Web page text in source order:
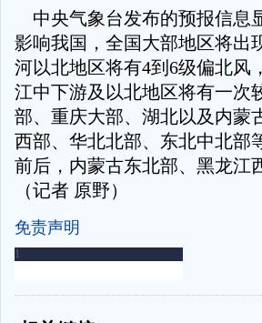
中央气象台发布的预报信息
影响我国，全国大部地区将出
河以北地区将有4到6级偏北
江中下游及以北地区将有一次
部、重庆大部、湖北以及内蒙
西部、华北北部、东北中北部
前后，内蒙古东北部、黑龙江
（记者 原野）
免责声明
-